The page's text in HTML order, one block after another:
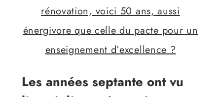
rénovation, voici 50 ans, aussi
énergivore que celle du pacte pour un
enseignement d’excellence ?
Les années septante ont vu